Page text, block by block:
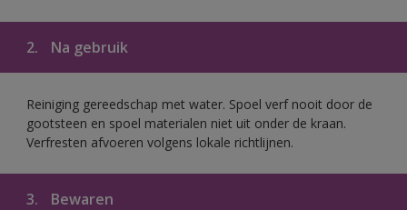
2. Na gebruik
Reiniging gereedschap met water. Spoel verf nooit door de
gootsteen en spoel materialen niet uit onder de kraan.
Verfresten afvoeren volgens lokale richtlijnen.
3. Bewaren